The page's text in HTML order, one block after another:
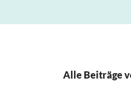
Alle Beiträge